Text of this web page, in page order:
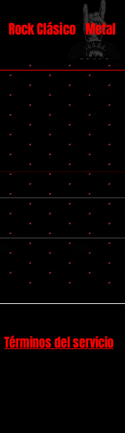
Rock Clásico Metal
Términos del servicio